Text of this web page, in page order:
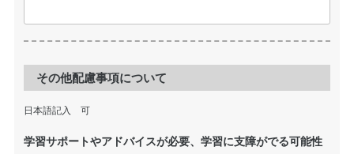
その他配慮事項について
日本語記入 可
学習サポートやアドバイスが必要、学習に支障がでる可能性